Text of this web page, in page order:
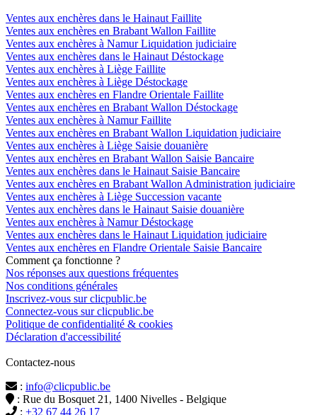
Ventes aux enchères dans le Hainaut Faillite
Ventes aux enchères en Brabant Wallon Faillite
Ventes aux enchères à Namur Liquidation judiciaire
Ventes aux enchères dans le Hainaut Déstockage
Ventes aux enchères à Liège Faillite
Ventes aux enchères à Liège Déstockage
Ventes aux enchères en Flandre Orientale Faillite
Ventes aux enchères en Brabant Wallon Déstockage
Ventes aux enchères à Namur Faillite
Ventes aux enchères en Brabant Wallon Liquidation judiciaire
Ventes aux enchères à Liège Saisie douanière
Ventes aux enchères en Brabant Wallon Saisie Bancaire
Ventes aux enchères dans le Hainaut Saisie Bancaire
Ventes aux enchères en Brabant Wallon Administration judiciaire
Ventes aux enchères à Liège Succession vacante
Ventes aux enchères dans le Hainaut Saisie douanière
Ventes aux enchères à Namur Déstockage
Ventes aux enchères dans le Hainaut Liquidation judiciaire
Ventes aux enchères en Flandre Orientale Saisie Bancaire
Comment ça fonctionne ?
Nos réponses aux questions fréquentes
Nos conditions générales
Inscrivez-vous sur clicpublic.be
Connectez-vous sur clicpublic.be
Politique de confidentialité & cookies
Déclaration d'accessibilité
Contactez-nous
: info@clicpublic.be
: Rue du Bosquet 21, 1400 Nivelles - Belgique
: +32 67 44 26 17